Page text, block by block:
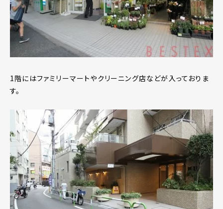
1階にはファミリーマートやクリーニング店などが入っておりま
す。